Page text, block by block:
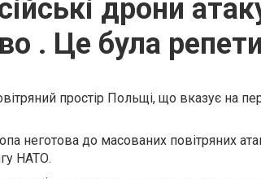
дрони
. Це була
простір Польщі, що вказує на
неготова до масованих повітряних
НАТО.